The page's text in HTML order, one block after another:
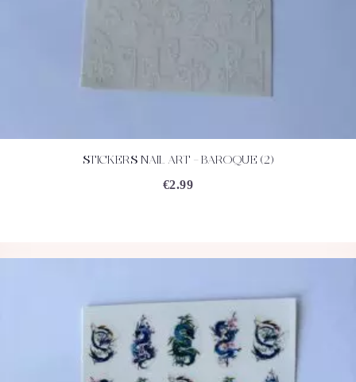
ACHETEZ DÉTAILS
STICKERS NAIL ART – BAROQUE (2)
€2.99